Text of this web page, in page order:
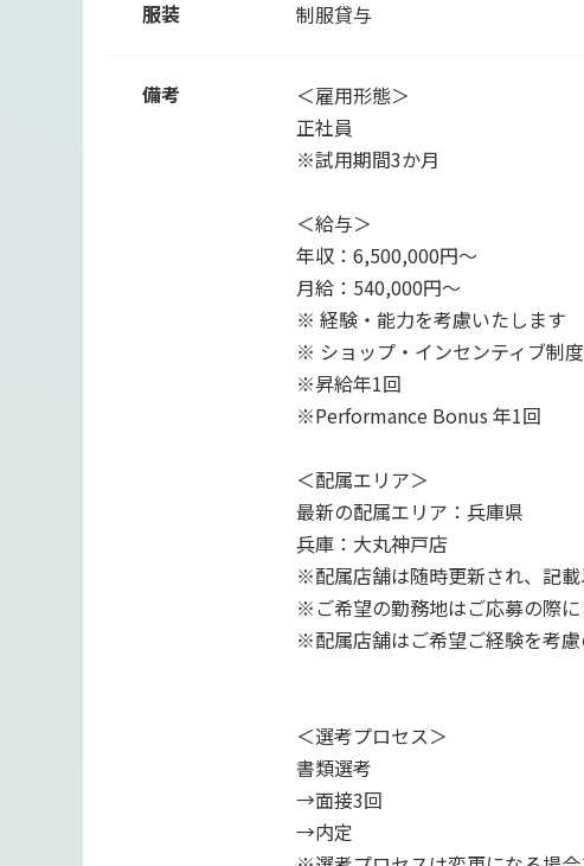
服装 制服貸与
備考
＜雇用形態＞
正社員
※試用期間3か月
＜給与＞
年収：6,500,000円～
月給：540,000円～
※ 経験・能力を考慮いたします
※ ショップ・インセンティブ制度
※昇給年1回
※Performance Bonus 年1回
＜配属エリア＞
最新の配属エリア：兵庫県
兵庫：大丸神戸店
※配属店舗は随時更新され、記
※ご希望の勤務地はご応募の際
※配属店舗はご希望ご経験を考
＜選考プロセス＞
書類選考
→面接3回
→内定